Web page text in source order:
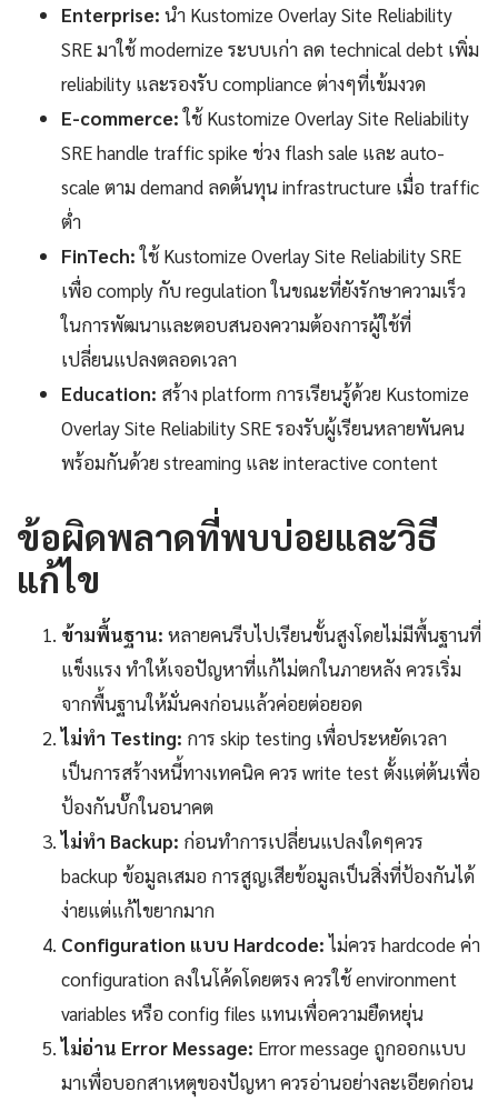
Enterprise: นำ Kustomize Overlay Site Reliability
SRE มาใช้ modernize ระบบเก่า ลด technical debt เพิ่ม
reliability และรองรับ compliance ต่างๆที่เข้มงวด
E-commerce:ใช้ Kustomize Overlay Site Reliability
SRE handle traffic spike ช่วง flash sale และ auto-
scale ตาม demand ลดต้นทุน infrastructure เมื่อ traffic
ต่ำ
FinTech:ใช้ Kustomize Overlay Site Reliability SRE
เพื่อ comply กับ regulation ในขณะที่ยังรักษาความเร็ว
ในการพัฒนาและตอบสนองความต้องการผู้ใช้ที่
เปลี่ยนแปลงตลอดเวลา
Education: สร้าง platform การเรียนรู้ด้วย Kustomize
Overlay Site Reliability SRE รองรับผู้เรียนหลายพันคน
พร้อมกันด้วย streaming และ interactive content
ข้อผิดพลาดที่พบบ่อยและวิธี
แก้ไข
ข้ามพื้นฐาน: หลายคนรีบไปเรียนขั้นสูงโดยไม่มีพื้นฐานที่
แข็งแรง ทำให้เจอปัญหาที่แก้ไม่ตกในภายหลัง ควรเริ่ม
จากพื้นฐานให้มั่นคงก่อนแล้วค่อยต่อยอด
ไม่ทำ Testing: การ skip testing เพื่อประหยัดเวลา
เป็นการสร้างหนี้ทางเทคนิค ควร write test ตั้งแต่ต้นเพื่อ
ป้องกันบั๊กในอนาคต
ไม่ทำ Backup: ก่อนทำการเปลี่ยนแปลงใดๆควร
backup ข้อมูลเสมอ การสูญเสียข้อมูลเป็นสิ่งที่ป้องกันได้
ง่ายแต่แก้ไขยากมาก
Configuration แบบ Hardcode:ไม่ควร hardcode ค่า
configuration ลงในโค้ดโดยตรง ควรใช้ environment
variables หรือ config files แทนเพื่อความยืดหยุ่น
ไม่อ่าน Error Message: Error message ถูกออกแบบ
มาเพื่อบอกสาเหตุของปัญหา ควรอ่านอย่างละเอียดก่อน